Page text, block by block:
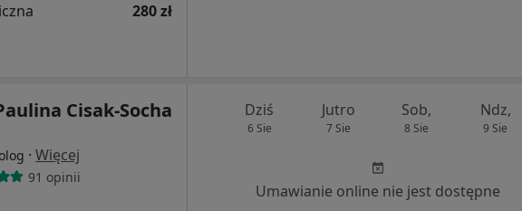
280 zł
Cisak-Socha
· Więcej
91 opinii
Dziś
6 Sie
Jutro
7 Sie
Sob,
8 Sie
Ndz,
9 Sie
Umawianie online nie jest dostępne